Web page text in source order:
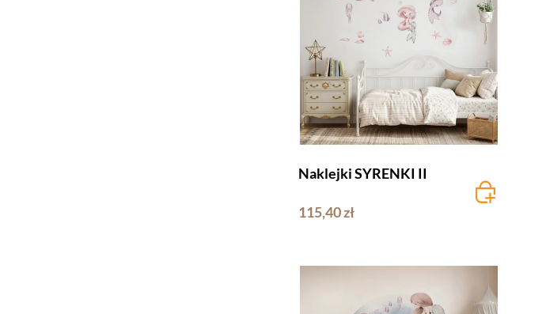
Naklejki SYRENKI II
115,40 zł